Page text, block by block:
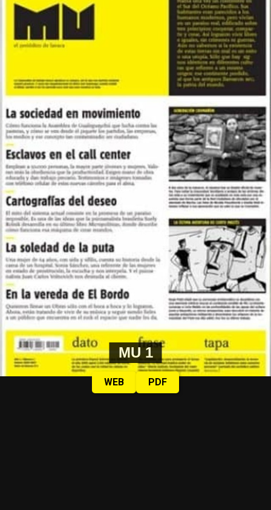
Las mujeres de Córdoba ganando las calles, pese a la lluvia, y pese a
todo.Fotos: Nany Palazzini /lavaca.org
Foto: Juan Valeiro/ lavaca.org
MU 1
WEB PDF